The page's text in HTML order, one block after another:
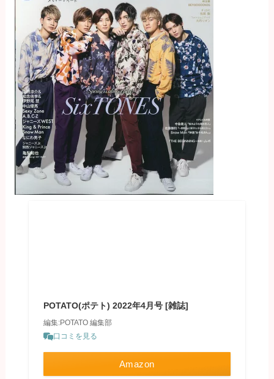
POTATO(ポテト) 2022年4月号 [雑誌]
編集:POTATO 編集部
口コミを見る
Amazon